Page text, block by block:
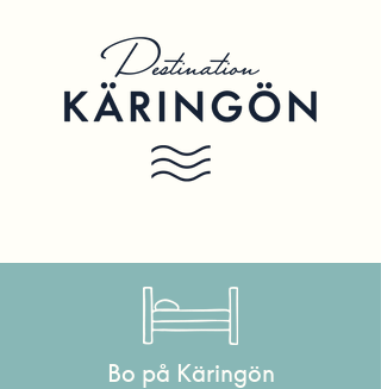
Bo på Käringön